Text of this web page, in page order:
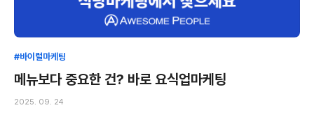
#바이럴마케팅
메뉴보다 중요한 건? 바로 요식업마케팅
2025. 09. 24